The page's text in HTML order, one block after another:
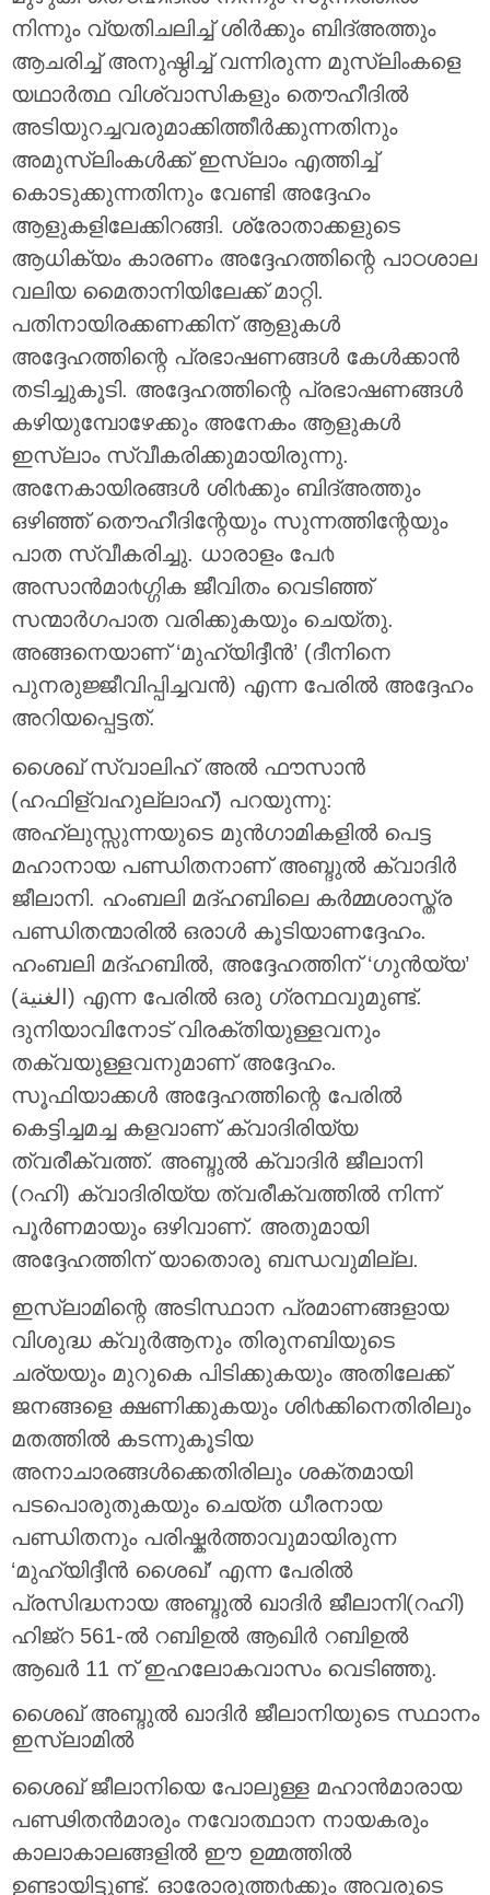
നിന്നും വ്യതിചലിച്ച് ശിര്‍ക്കും ബിദ്അത്തും
ആചരിച്ച് അനുഷ്ഠിച്ച് വന്നിരുന്ന മുസ്ലിംകളെ
യഥാര്‍ത്ഥ വിശ്വാസികളും തൌഹീദില്‍
അടിയുറച്ചവരുമാക്കിത്തീര്‍ക്കുന്നതിനും
അമുസ്ലിംകള്‍ക്ക് ഇസ്ലാം എത്തിച്ച്
കൊടുക്കുന്നതിനും വേണ്ടി അദ്ദേഹം
ആളുകളിലേക്കിറങ്ങി. ശ്രോതാക്കളുടെ
ആധിക്യം കാരണം അദ്ദേഹത്തിന്റെ പാഠശാല
വലിയ മൈതാനിയിലേക്ക് മാറ്റി.
പതിനായിരക്കണക്കിന് ആളുകള്‍
അദ്ദേഹത്തിന്റെ പ്രഭാഷണങ്ങള്‍ കേള്‍ക്കാന്‍
തടിച്ചുകൂടി. അദ്ദേഹത്തിന്റെ പ്രഭാഷണങ്ങള്‍
കഴിയുമ്പോഴേക്കും അനേകം ആളുകള്‍
ഇസ്ലാം സ്വീകരിക്കുമായിരുന്നു.
അനേകായിരങ്ങള്‍ ശി൪ക്കും ബിദ്അത്തും
ഒഴിഞ്ഞ് തൌഹീദിന്റേയും സുന്നത്തിന്റേയും
പാത സ്വീകരിച്ചു. ധാരാളം പേ൪
അസാന്‍മാ൪ഗ്ഗിക ജീവിതം വെടിഞ്ഞ്
സന്മാര്‍ഗപാത വരിക്കുകയും ചെയ്തു.
അങ്ങനെയാണ് ‘മുഹ്‌യിദ്ദീന്‍’ (ദീനിനെ
പുനരുജ്ജീവിപ്പിച്ചവന്‍) എന്ന പേരില്‍ അദ്ദേഹം
അറിയപ്പെട്ടത്.
ശൈഖ് സ്വാലിഹ് അൽ ഫൗസാൻ
(ഹഫിള്വഹുല്ലാഹ്) പറയുന്നു:
അഹ്‌ലുസ്സുന്നയുടെ മുൻഗാമികളിൽ പെട്ട
മഹാനായ പണ്ഡിതനാണ് അബ്ദുൽ ക്വാദിർ
ജീലാനി. ഹംബലി മദ്ഹബിലെ കർമ്മശാസ്ത്ര
പണ്ഡിതന്മാരിൽ ഒരാൾ കൂടിയാണദ്ദേഹം.
ഹംബലി മദ്ഹബിൽ, അദ്ദേഹത്തിന് ‘ഗുൻയ്യ’
(الغنية) എന്ന പേരിൽ ഒരു ഗ്രന്ഥവുമുണ്ട്.
ദുനിയാവിനോട് വിരക്തിയുള്ളവനും
തക്‌വയുള്ളവനുമാണ് അദ്ദേഹം.
സൂഫിയാക്കൾ അദ്ദേഹത്തിന്റെ പേരിൽ
കെട്ടിച്ചമച്ച കളവാണ് ക്വാദിരിയ്യ
ത്വരീക്വത്ത്. അബ്ദുൽ ക്വാദിർ ജീലാനി
(റഹി) ക്വാദിരിയ്യ ത്വരീക്വത്തിൽ നിന്ന്
പൂർണമായും ഒഴിവാണ്. അതുമായി
അദ്ദേഹത്തിന് യാതൊരു ബന്ധവുമില്ല.
ഇസ്ലാമിന്റെ അടിസ്ഥാന പ്രമാണങ്ങളായ
വിശുദ്ധ ക്വുര്‍ആനും തിരുനബിയുടെ
ചര്യയും മുറുകെ പിടിക്കുകയും അതിലേക്ക്
ജനങ്ങളെ ക്ഷണിക്കുകയും ശി൪ക്കിനെതിരിലും
മതത്തില്‍ കടന്നുകൂടിയ
അനാചാരങ്ങള്‍ക്കെതിരിലും ശക്തമായി
പടപൊരുതുകയും ചെയ്ത ധീരനായ
പണ്ഡിതനും പരിഷ്കര്‍ത്താവുമായിരുന്ന
‘മുഹ്‌യിദ്ദീന്‍ ശൈഖ്’ എന്ന പേരില്‍
പ്രസിദ്ധനായ അബ്ദുല്‍ ഖാദിര്‍ ജീലാനി(റഹി)
ഹിജ്റ 561-ല്‍ റബിഉല്‍ ആഖിര്‍ റബിഉല്‍
ആഖര്‍ 11 ന് ഇഹലോകവാസം വെടിഞ്ഞു.
ശൈഖ് അബ്ദുല്‍ ഖാദിര്‍ ജീലാനിയുടെ സ്ഥാനം
ഇസ്ലാമില്‍
ശൈഖ് ജീലാനിയെ പോലുള്ള മഹാന്‍മാരായ
പണ്ഢിതന്‍മാരും നവോത്ഥാന നായകരും
കാലാകാലങ്ങളില്‍ ഈ ഉമ്മത്തില്‍‌
ഉണ്ടായിട്ടുണ്ട്. ഓരോരുത്ത൪ക്കും അവരുടെ